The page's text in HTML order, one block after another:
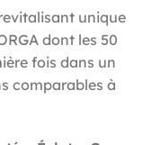
unique
dont les 50
fois dans un
comparables à